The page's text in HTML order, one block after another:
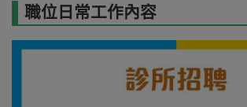
職位日常工作內容